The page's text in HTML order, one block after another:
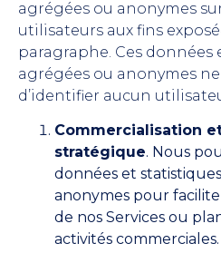
agrégées ou anonymes
utilisateurs aux fins
paragraphe. Ces données
agrégées ou anonymes
d’identifier aucun
Commercialisation
stratégique. Nous
données et
anonymes pour
de nos Services ou
activités commerciales.